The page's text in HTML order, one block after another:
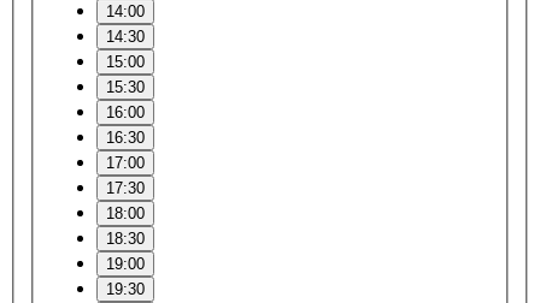
14:00
14:30
15:00
15:30
16:00
16:30
17:00
17:30
18:00
18:30
19:00
19:30